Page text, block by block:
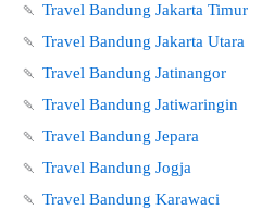
🍡 Travel Bandung Jakarta Timur
🍡 Travel Bandung Jakarta Utara
🍡 Travel Bandung Jatinangor
🍡 Travel Bandung Jatiwaringin
🍡 Travel Bandung Jepara
🍡 Travel Bandung Jogja
🍡 Travel Bandung Karawaci